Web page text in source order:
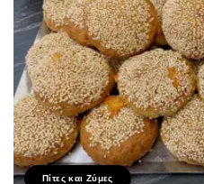
Πίτες και Ζύμες